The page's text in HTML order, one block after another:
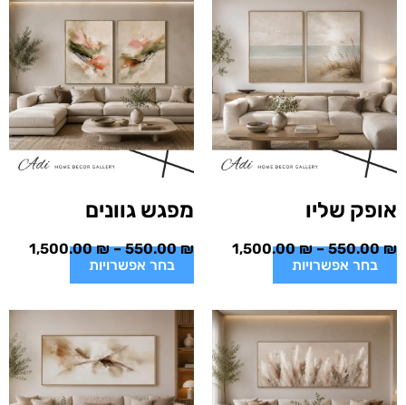
אופק שליו
550.00₪
–
1,500.00₪
בחר אפשרויות
מפגש גוונים
550.00₪
–
1,500.00₪
בחר אפשרויות